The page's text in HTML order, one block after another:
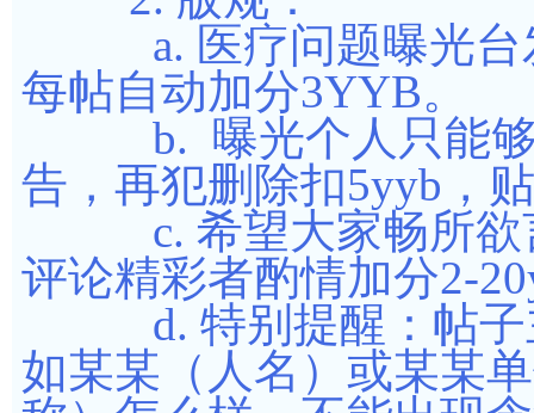
a. 医疗问题曝光台发
每帖自动加分3YYB。
b. 曝光个人只能够
告，再犯删除扣5yyb，
c. 希望大家畅所欲言
评论精彩者酌情加分2-
d. 特别提醒：帖子
如某某（人名）或某某